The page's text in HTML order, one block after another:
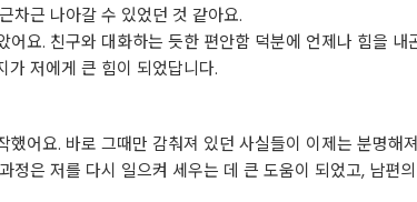
차근 나아갈 수 있었던 것 같아요.
요. 친구와 대화하는 듯한 편안함 덕분에 언제나 힘을
가 저에게 큰 힘이 되었답니다.
어요. 바로 그때만 감춰져 있던 사실들이 이제는 분명해
정은 저를 다시 일으켜 세우는 데 큰 도움이 되었고, 남편